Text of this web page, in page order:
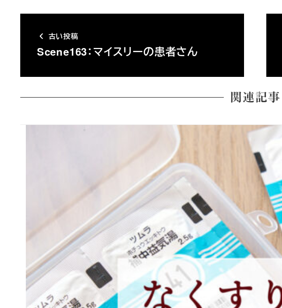
古い投稿
Scene163：マイスリーの患者さん
関連記事